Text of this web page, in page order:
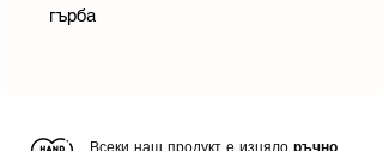
гърба
Всеки наш продукт е изцяло ръчно